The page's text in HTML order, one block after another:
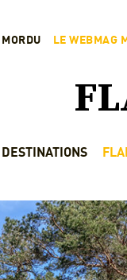
LE WEBMAG
DESTINATIONS